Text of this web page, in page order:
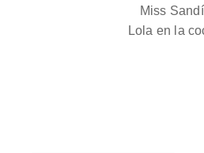
Miss
Lola en la